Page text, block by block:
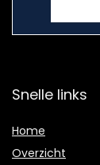
Snelle links
Home
Overzicht